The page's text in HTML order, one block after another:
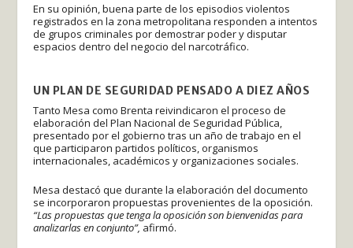
En su opinión, buena parte de los episodios violentos
registrados en la zona metropolitana responden a intentos
de grupos criminales por demostrar poder y disputar
espacios dentro del negocio del narcotráfico.
UN PLAN DE SEGURIDAD PENSADO A DIEZ AÑOS
Tanto Mesa como Brenta reivindicaron el proceso de
elaboración del Plan Nacional de Seguridad Pública,
presentado por el gobierno tras un año de trabajo en el
que participaron partidos políticos, organismos
internacionales, académicos y organizaciones sociales.
Mesa destacó que durante la elaboración del documento
se incorporaron propuestas provenientes de la oposición.
“Las propuestas que tenga la oposición son bienvenidas para
analizarlas en conjunto”, afirmó.